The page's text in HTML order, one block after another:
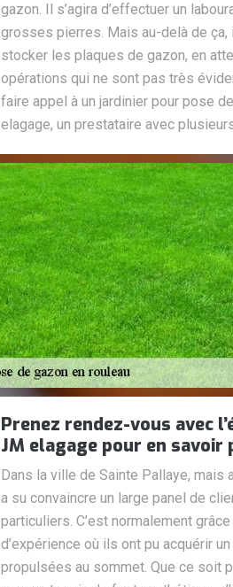
gazon. Il s’agira d’effectuer un
grosses pierres. Mais au-delà de
stocker les plaques de gazon, en
opérations qui ne sont pas très
faire appel à un jardinier pour pose
elagage, un prestataire avec
Prenez rendez-vous avec
JM elagage pour en
Dans la ville de Sainte Pallaye,
a su convaincre un large panel de
particuliers. C’est normalement
d’expérience où ils ont pu acquérir
propulsées au sommet. Que ce soit